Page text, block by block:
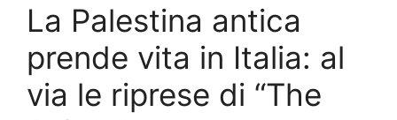
La Palestina antica
prende vita in Italia: al
via le riprese di “The